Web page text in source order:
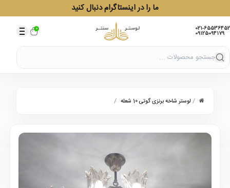
ما را در اینستاگرام دنبال کنید
021-65536452
09125094179
0
/ لوستر شاخه برنزی گوتی 10 شعله /